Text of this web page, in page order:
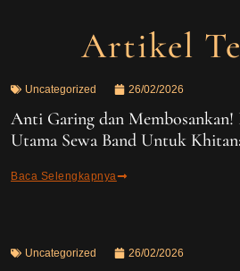
Artikel
Uncategorized 26/02/2026
Anti Garing dan
Utama Sewa Band Untuk
Baca Selengkapnya
Uncategorized 26/02/2026